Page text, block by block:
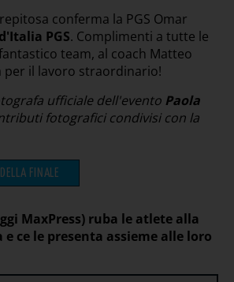
conferma la PGS Omar
PGS. Complimenti a tutte le
team, al coach Matteo
per il lavoro straordinario!
ufficiale dell'evento Paola
fotografici condivisi con la
FINALE
MaxPress) ruba le atlete alla
ce le presenta assieme alle loro